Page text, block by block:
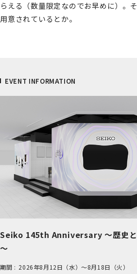
らえる（数量限定なのでお早めに）。
用意されているとか。
EVENT INFORMATION
Seiko 145th Anniversary ～歴史と
～
期間 : 2026年8月12日（水）～8月18日（火）